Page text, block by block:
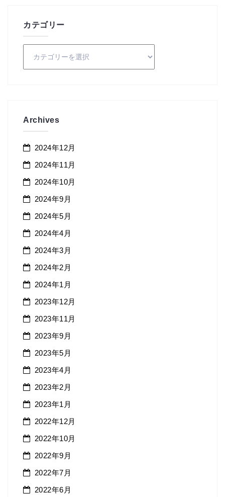
カテゴリー
Archives
2024年12月
2024年11月
2024年10月
2024年9月
2024年5月
2024年4月
2024年3月
2024年2月
2024年1月
2023年12月
2023年11月
2023年9月
2023年5月
2023年4月
2023年2月
2023年1月
2022年12月
2022年10月
2022年9月
2022年7月
2022年6月